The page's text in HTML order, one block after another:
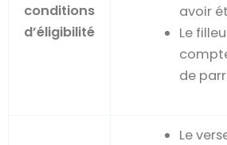
conditions
d’éligibilité
avoir
Le
de
Le